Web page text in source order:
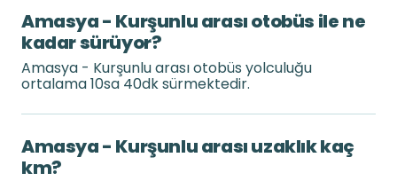
Amasya - Kurşunlu arası otobüs ile ne
kadar sürüyor?
Amasya - Kurşunlu arası otobüs yolculuğu
ortalama 10sa 40dk sürmektedir.
Amasya - Kurşunlu arası uzaklık kaç
km?